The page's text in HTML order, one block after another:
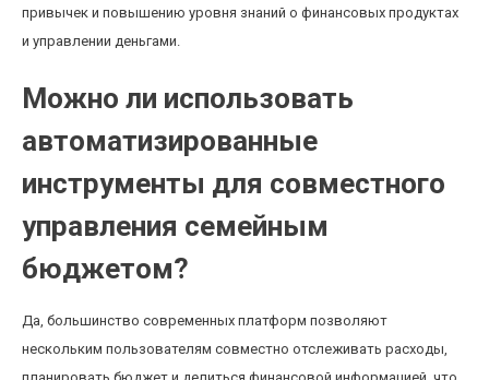
привычек и повышению уровня знаний о финансовых продуктах
и управлении деньгами.
Можно ли использовать
автоматизированные
инструменты для совместного
управления семейным
бюджетом?
Да, большинство современных платформ позволяют
нескольким пользователям совместно отслеживать расходы,